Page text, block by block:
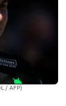
/ AFP)